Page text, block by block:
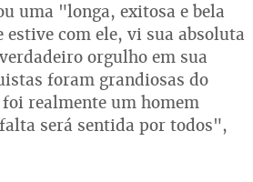
uma "longa, exitosa e bela
com ele, vi sua absoluta
orgulho em sua
foram grandiosas do
realmente um homem
será sentida por todos",